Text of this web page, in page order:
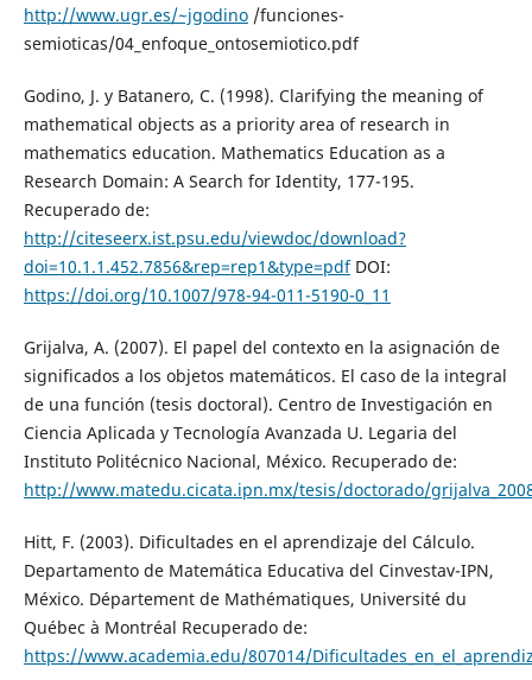
http://www.ugr.es/~jgodino/funciones-
semioticas/04_enfoque_ontosemiotico.pdf
Godino, J. y Batanero, C. (1998). Clarifying the meaning of
mathematical objects as a priority area of research in
mathematics education. Mathematics Education as a
Research Domain: A Search for Identity, 177-195.
Recuperado de:
http://citeseerx.ist.psu.edu/viewdoc/download?
doi=10.1.1.452.7856&rep=rep1&type=pdfDOI:
https://doi.org/10.1007/978-94-011-5190-0_11
Grijalva, A. (2007). El papel del contexto en la asignación de
significados a los objetos matemáticos. El caso de la integral
de una función (tesis doctoral). Centro de Investigación en
Ciencia Aplicada y Tecnología Avanzada U. Legaria del
Instituto Politécnico Nacional, México. Recuperado de:
http://www.matedu.cicata.ipn.mx/tesis/doctorado/
Hitt, F. (2003). Dificultades en el aprendizaje del Cálculo.
Departamento de Matemática Educativa del Cinvestav-IPN,
México. Département de Mathématiques, Université du
Québec à Montréal Recuperado de:
https://www.academia.edu/807014/